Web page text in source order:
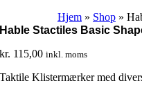
Hjem » Shop »
Hable Stactiles Basic
kr. 115,00 inkl. moms
Taktile Klistermærker med